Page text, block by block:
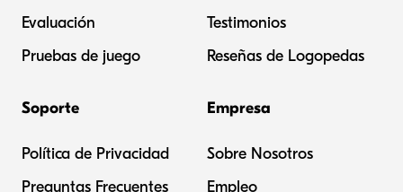
Evaluación
Pruebas de juego
Testimonios
Reseñas de Logopedas
Soporte
Política de Privacidad
Preguntas Frecuentes
Empresa
Sobre Nosotros
Empleo